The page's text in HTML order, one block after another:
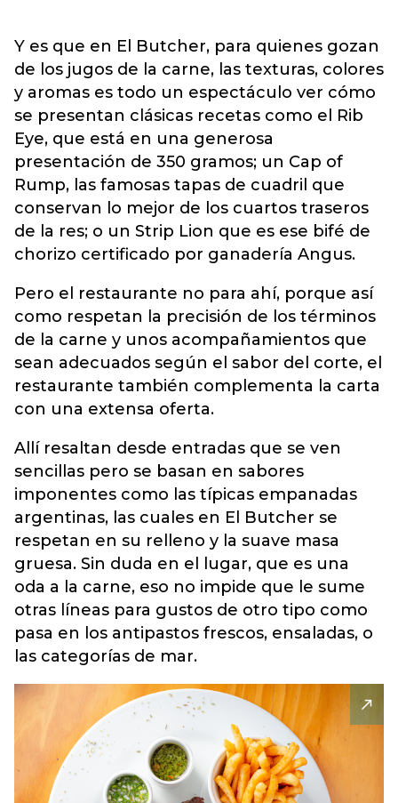
Y es que en El Butcher, para quienes gozan
de los jugos de la carne, las texturas, colores
y aromas es todo un espectáculo ver cómo
se presentan clásicas recetas como el Rib
Eye, que está en una generosa
presentación de 350 gramos; un Cap of
Rump, las famosas tapas de cuadril que
conservan lo mejor de los cuartos traseros
de la res; o un Strip Lion que es ese bifé de
chorizo certificado por ganadería Angus.
Pero el restaurante no para ahí, porque así
como respetan la precisión de los términos
de la carne y unos acompañamientos que
sean adecuados según el sabor del corte, el
restaurante también complementa la carta
con una extensa oferta.
Allí resaltan desde entradas que se ven
sencillas pero se basan en sabores
imponentes como las típicas empanadas
argentinas, las cuales en El Butcher se
respetan en su relleno y la suave masa
gruesa. Sin duda en el lugar, que es una
oda a la carne, eso no impide que le sume
otras líneas para gustos de otro tipo como
pasa en los antipastos frescos, ensaladas, o
las categorías de mar.